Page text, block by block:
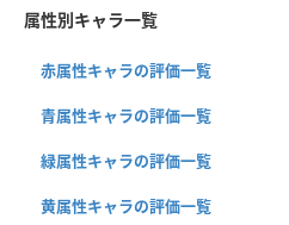
属性別キャラ一覧
赤属性キャラの評価一覧
青属性キャラの評価一覧
緑属性キャラの評価一覧
黄属性キャラの評価一覧